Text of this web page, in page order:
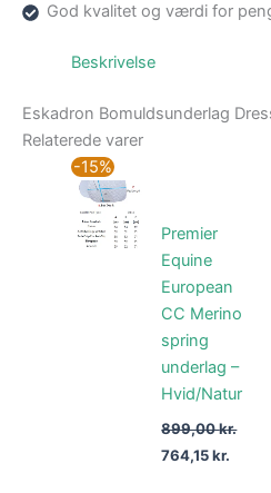
God kvalitet og værdi for
Beskrivelse
Eskadron Bomuldsunderlag
Relaterede varer
-15%
Premier
Equine
European
CC Merino
spring
underlag –
Hvid/Natur
899,00kr.
899,00 kr..
764,15kr.